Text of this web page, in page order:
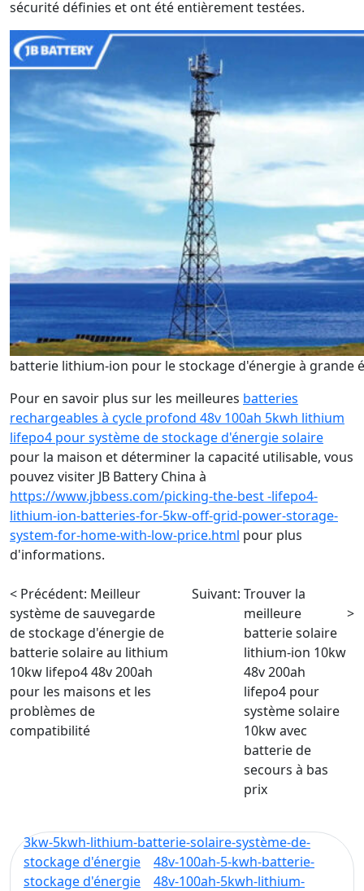
sécurité définies et ont été entièrement testées.
batterie lithium-ion pour le stockage d'énergie à grande
Pour en savoir plus sur les meilleures batteries
rechargeables à cycle profond 48v 100ah 5kwh lithium
lifepo4 pour système de stockage d'énergie solaire
pour la maison et déterminer la capacité utilisable, vous
pouvez visiter JB Battery China à
https://www.jbbess.com/picking-the-best -lifepo4-
lithium-ion-batteries-for-5kw-off-grid-power-storage-
system-for-home-with-low-price.html pour plus
d'informations.
< Précédent: Meilleur
système de sauvegarde
de stockage d'énergie de
batterie solaire au lithium
10kw lifepo4 48v 200ah
pour les maisons et les
problèmes de
compatibilité
Suivant: Trouver la
meilleure
batterie solaire
lithium-ion 10kw
48v 200ah
lifepo4 pour
système solaire
10kw avec
batterie de
secours à bas
prix
>
3kw-5kwh-lithium-batterie-solaire-système-de-
stockage d'énergie
48v-100ah-5-kwh-batterie-
stockage d'énergie
48v-100ah-5kwh-lithium-